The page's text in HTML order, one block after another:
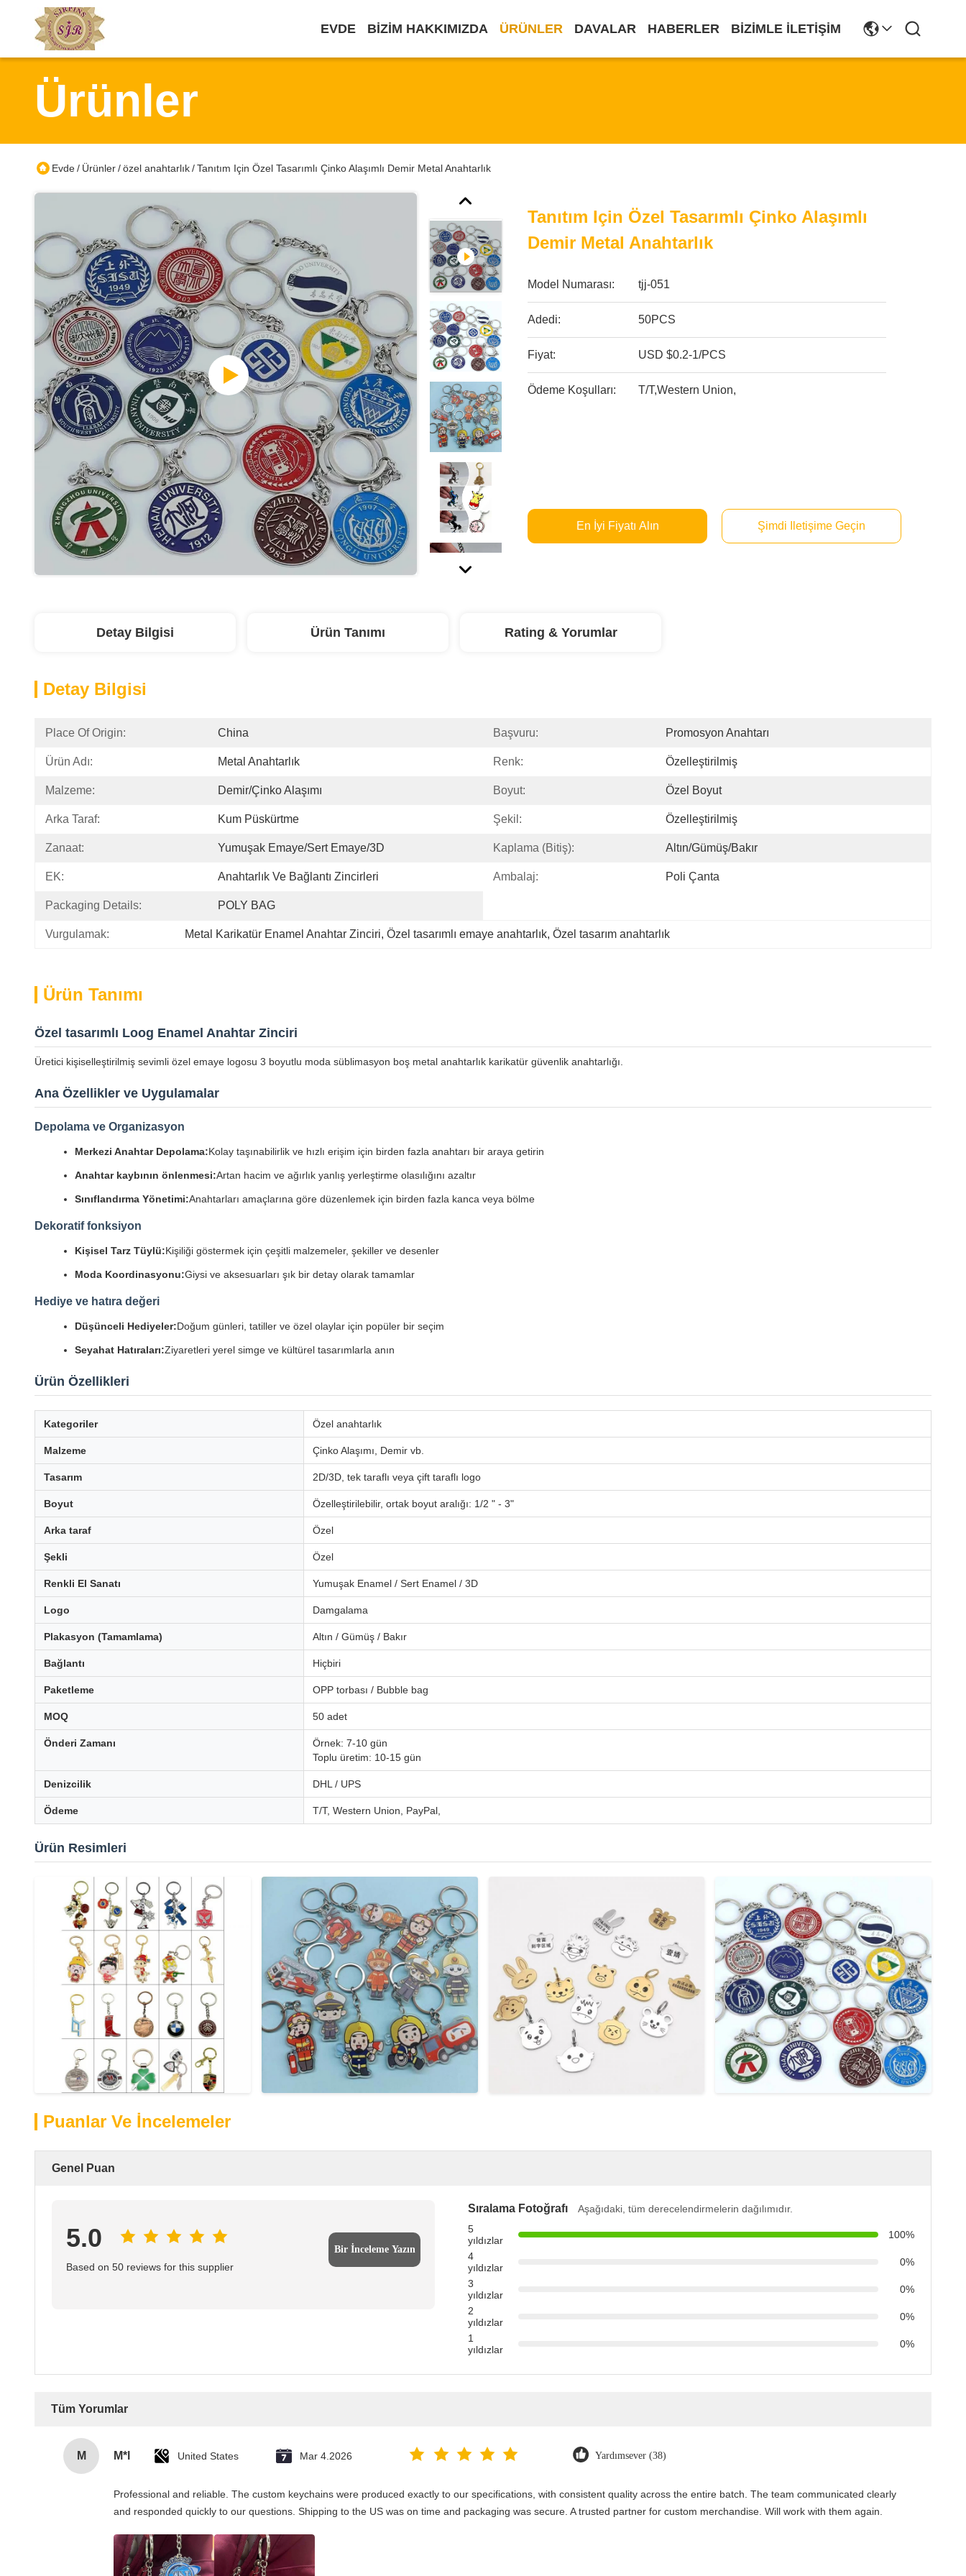
EVDE BIZIM HAKKIMIZDA ÜRÜNLER DAVALAR HABERLER BIZIMLE İLETIŞIM
Ürünler
Evde/ Ürünler/özel anahtarlık/Tanıtım Için Özel Tasarımlı Çinko Alaşımlı Demir Metal Anahtarlık
Tanıtım Için Özel Tasarımlı Çinko Alaşımlı
Demir Metal Anahtarlık
Model Numarası: tjj-051
Adedi: 50PCS
Fiyat: USD $0.2-1/PCS
Ödeme Koşulları: T/T,Western Union,
En İyi Fiyatı Alın Şimdi Iletişime Geçin
Detay Bilgisi Ürün Tanımı Rating & Yorumlar
Detay Bilgisi
Place Of Origin: China Başvuru: Promosyon Anahtarı
Ürün Adı: Metal Anahtarlık Renk: Özelleştirilmiş
Malzeme: Demir/Çinko Alaşımı Boyut: Özel Boyut
Arka Taraf: Kum Püskürtme Şekil: Özelleştirilmiş
Zanaat: Yumuşak Emaye/sert Emaye/3D Kaplama (bitiş): Altın/gümüş/bakır
EK: Anahtarlık Ve Bağlantı Zincirleri Ambalaj: Poli Çanta
Packaging Details: POLY BAG
Vurgulamak: Metal Karikatür Enamel Anahtar Zinciri, Özel tasarımlı emaye anahtarlık, Özel tasarım anahtarlık
Ürün Tanımı
Özel tasarımlı Loog Enamel Anahtar Zinciri
Üretici kişiselleştirilmiş sevimli özel emaye logosu 3 boyutlu moda süblimasyon boş metal anahtarlık karikatür güvenlik anahtarlığı.
Ana Özellikler ve Uygulamalar
Depolama ve Organizasyon
Merkezi Anahtar Depolama:Kolay taşınabilirlik ve hızlı erişim için birden fazla anahtarı bir araya getirin
Anahtar kaybının önlenmesi:Artan hacim ve ağırlık yanlış yerleştirme olasılığını azaltır
Sınıflandırma Yönetimi:Anahtarları amaçlarına göre düzenlemek için birden fazla kanca veya bölme
Dekoratif fonksiyon
Kişisel Tarz Tüylü:Kişiliği göstermek için çeşitli malzemeler, şekiller ve desenler
Moda Koordinasyonu:Giysi ve aksesuarları şık bir detay olarak tamamlar
Hediye ve hatıra değeri
Düşünceli Hediyeler:Doğum günleri, tatiller ve özel olaylar için popüler bir seçim
Seyahat Hatıraları:Ziyaretleri yerel simge ve kültürel tasarımlarla anın
Ürün Özellikleri
Kategoriler Özel anahtarlık
Malzeme Çinko Alaşımı, Demir vb.
Tasarım 2D/3D, tek taraflı veya çift taraflı logo
Boyut Özelleştirilebilir, ortak boyut aralığı: 1/2 " - 3"
Arka taraf Özel
Şekli Özel
Renkli El Sanatı Yumuşak Enamel / Sert Enamel / 3D
Logo Damgalama
Plakasyon (Tamamlama) Altın / Gümüş / Bakır
Bağlantı Hiçbiri
Paketleme OPP torbası / Bubble bag
MOQ 50 adet
Önderi Zamanı
Örnek: 7-10 gün
Toplu üretim: 10-15 gün
Denizcilik DHL / UPS
Ödeme T/T, Western Union, PayPal,
Ürün Resimleri
Puanlar Ve İncelemeler
Genel Puan
5.0
Based on 50 reviews for this supplier
Bir İnceleme Yazın
Sıralama Fotoğrafı
Aşağıdaki, tüm derecelendirmelerin dağılımıdır.
5
yıldızlar
100%
4
yıldızlar
0%
3
yıldızlar
0%
2
yıldızlar
0%
1
yıldızlar
0%
Tüm Yorumlar
M M*l United States Mar 4.2026 Yardımsever (38)
Professional and reliable. The custom keychains were produced exactly to our specifications, with consistent quality across the entire batch. The team communicated clearly
and responded quickly to our questions. Shipping to the US was on time and packaging was secure. A trusted partner for custom merchandise. Will work with them again.